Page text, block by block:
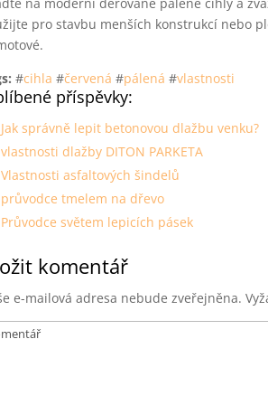
pro stavbu menších konstrukcí nebo
#cihla #červená #pálená #vlastnosti
příspěvky:
Jak správně lepit betonovou dlažbu venku?
vlastnosti dlažby DITON PARKETA
Vlastnosti asfaltových šindelů
průvodce tmelem na dřevo
Průvodce světem lepicích pásek
komentář
e-mailová adresa nebude zveřejněna.